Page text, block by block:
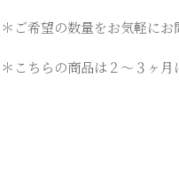
＊ご希望の数量をお気軽にお
＊こちらの商品は２～３ヶ月